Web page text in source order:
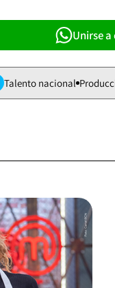
Unirse a
Talento nacional